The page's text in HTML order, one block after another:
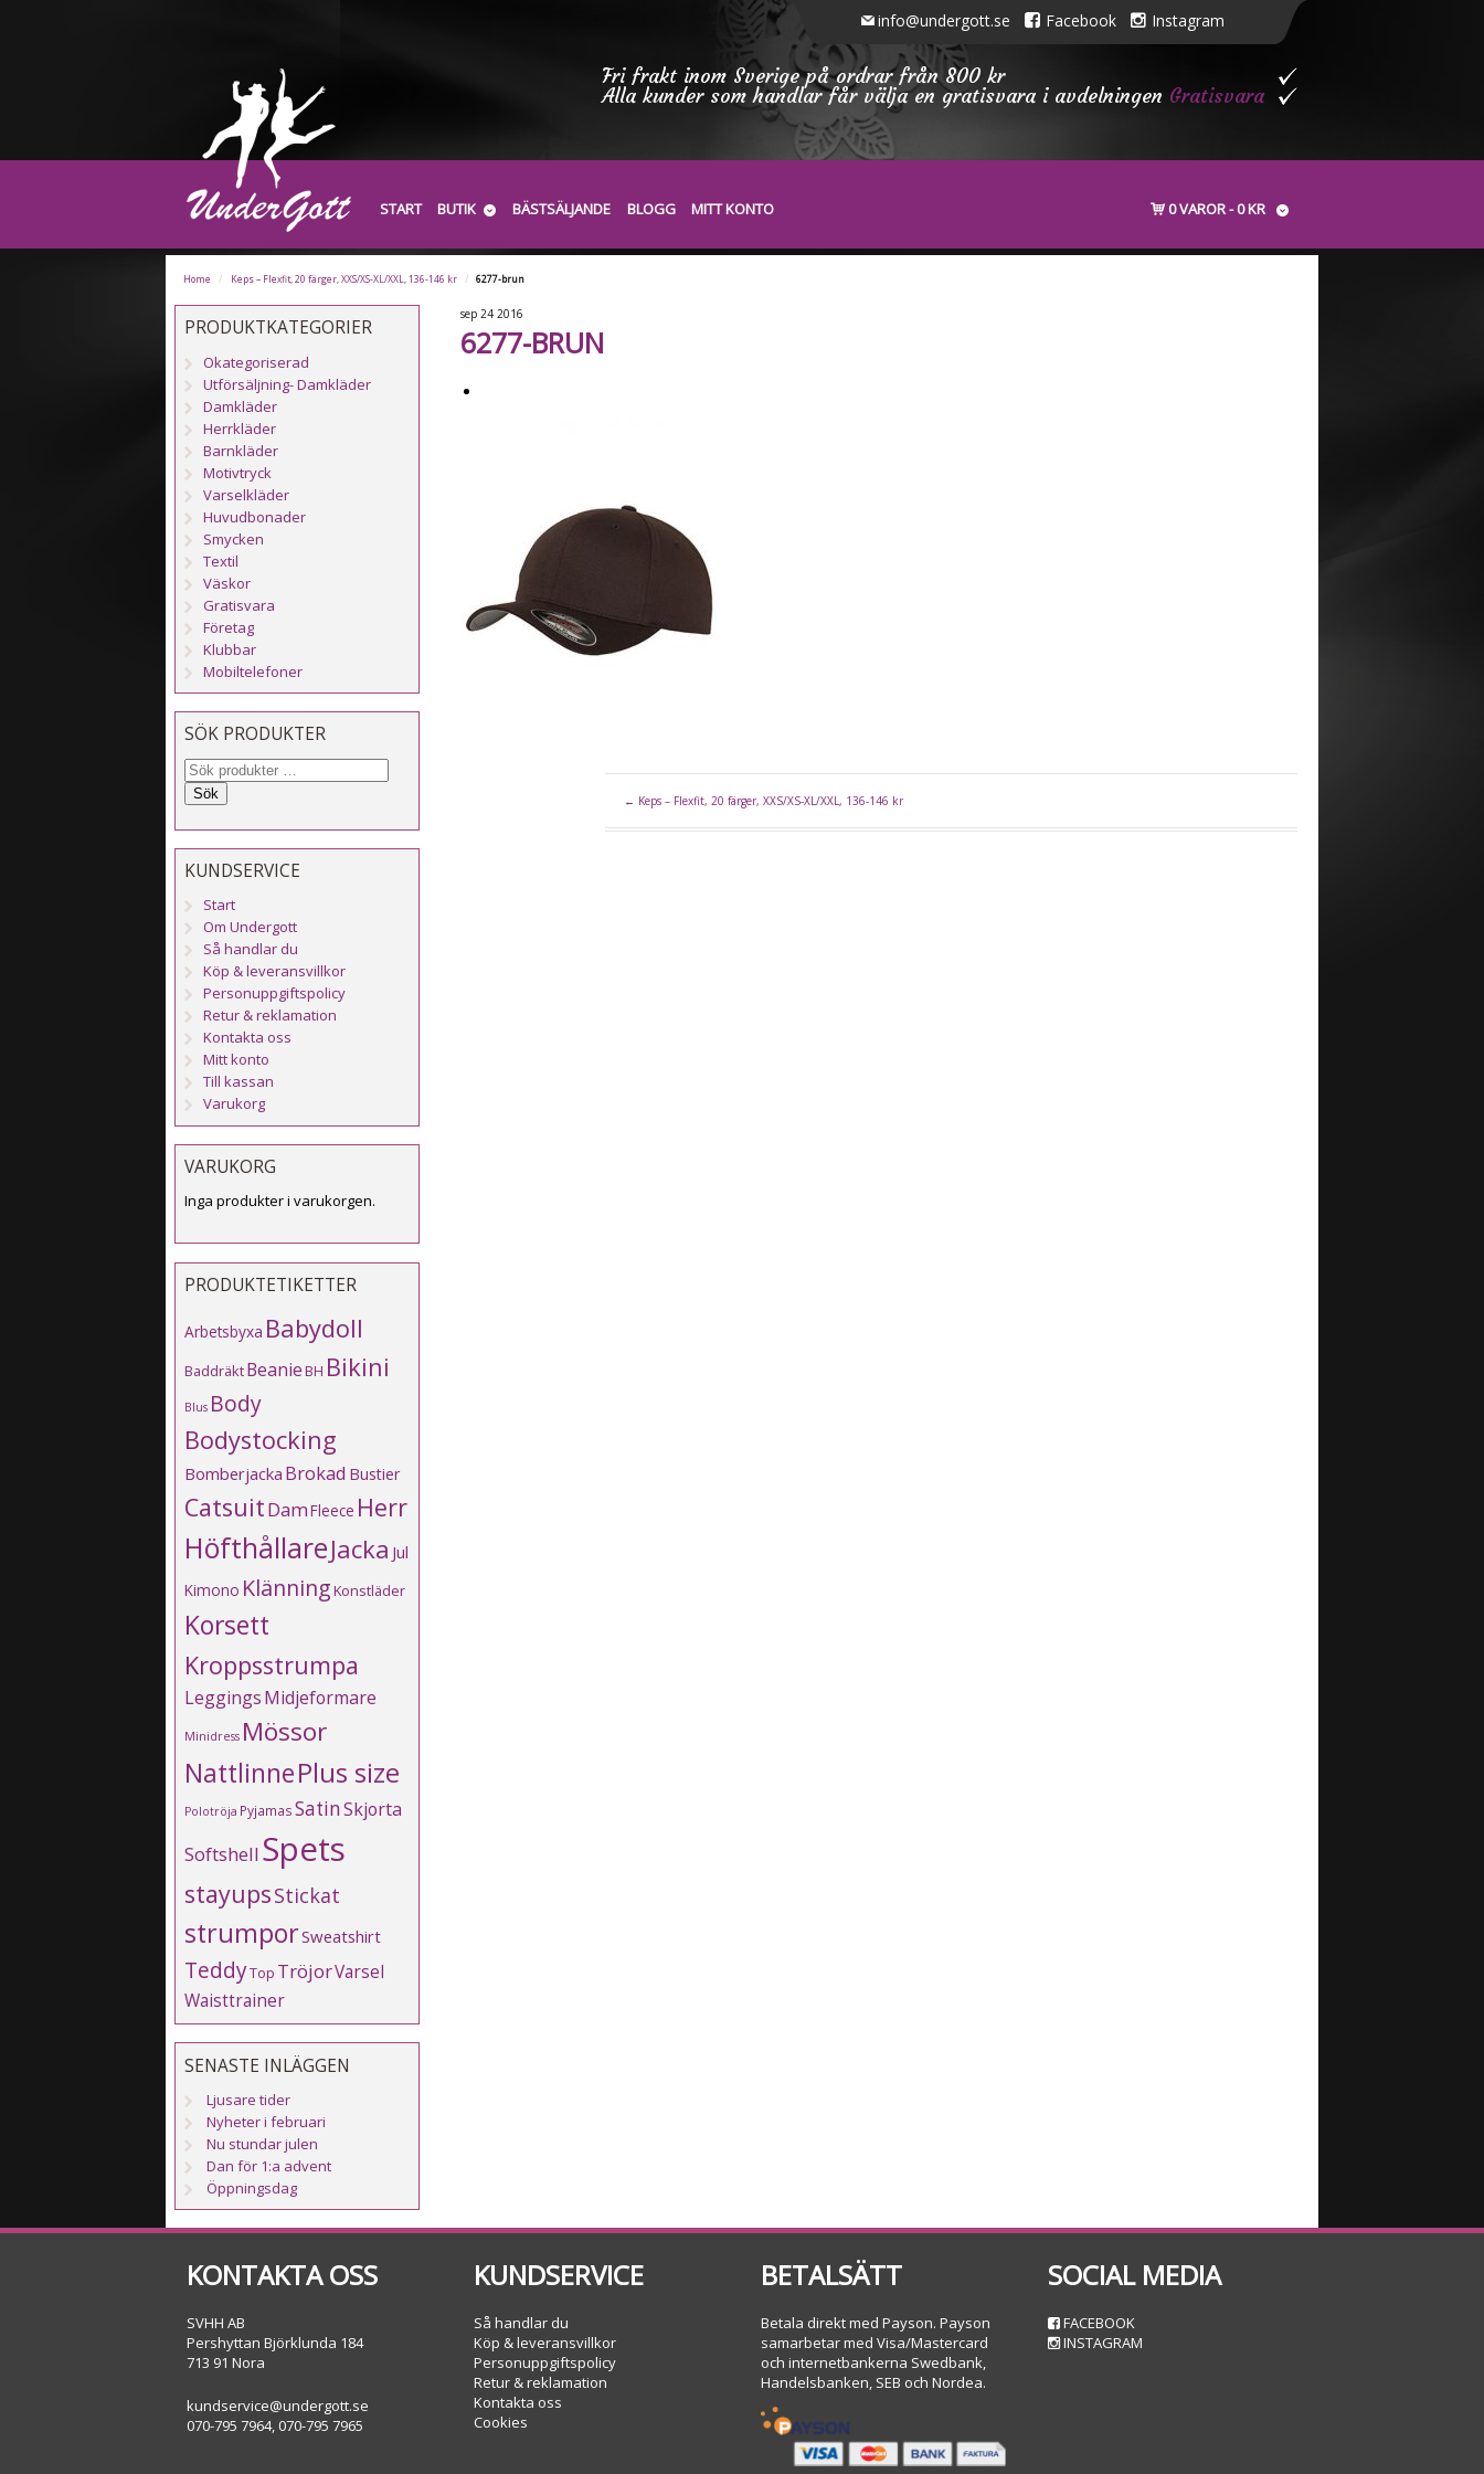
info@undergott.se Facebook Instagram
Fri frakt inom Sverige på ordrar från 800 kr
Alla kunder som handlar får välja en gratisvara i avdelningen Gratisvara
START BUTIK BÄSTSÄLJANDE BLOGG MITT KONTO 0 VAROR 0 KR
Home / Keps – Flexfit, 20 färger, XXS/XS-XL/XXL, 136-146 kr / 6277-brun
sep 24 2016
6277-BRUN
← Keps – Flexfit, 20 färger, XXS/XS-XL/XXL, 136-146 kr
PRODUKTKATEGORIER
Okategoriserad
Utförsäljning- Damkläder
Damkläder
Herrkläder
Barnkläder
Motivtryck
Varselkläder
Huvudbonader
Smycken
Textil
Väskor
Gratisvara
Företag
Klubbar
Mobiltelefoner
SÖK PRODUKTER
Sök
KUNDSERVICE
Start
Om Undergott
Så handlar du
Köp & leveransvillkor
Personuppgiftspolicy
Retur & reklamation
Kontakta oss
Mitt konto
Till kassan
Varukorg
VARUKORG
Inga produkter i varukorgen.
PRODUKTETIKETTER
Arbetsbyxa Babydoll
BaddräktBeanieBH Bikini
Blus Body
Bodystocking
Bomberjacka Brokad Bustier
CatsuitDamFleece Herr
HöfthållareJacka Jul
Kimono KlänningKonstläder
Korsett
Kroppsstrumpa
LeggingsMidjeformare
Minidress Mössor
NattlinnePlus size
Polotröja PyjamasSatinSkjorta
Softshell Spets
stayupsStickat
strumporSweatshirt
TeddyTop TröjorVarsel
Waisttrainer
SENASTE INLÄGGEN
Ljusare tider
Nyheter i februari
Nu stundar julen
Dan för 1:a advent
Öppningsdag
KONTAKTA OSS
SVHH AB
Pershyttan Björklunda 184
713 91 Nora
kundservice@undergott.se
070-795 7964, 070-795 7965
KUNDSERVICE
Så handlar du
Köp & leveransvillkor
Personuppgiftspolicy
Retur & reklamation
Kontakta oss
Cookies
BETALSÄTT
Betala direkt med Payson. Payson
samarbetar med Visa/Mastercard
och internetbankerna Swedbank,
Handelsbanken, SEB och Nordea.
SOCIAL MEDIA
FACEBOOK
INSTAGRAM